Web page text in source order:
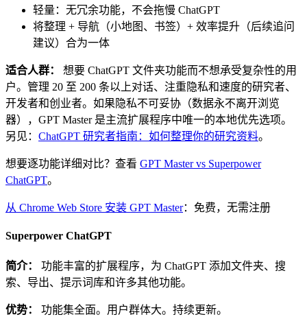
轻量：无冗余功能，不会拖慢 ChatGPT
将整理 + 导航（小地图、书签）+ 效率提升（后续追问
建议）合为一体
适合人群：
想要 ChatGPT 文件夹功能而不想承受复杂性的用
户。管理 20 至 200 条以上对话、注重隐私和速度的研究者、
开发者和创业者。如果隐私不可妥协（数据永不离开浏览
器），GPT Master 是主流扩展程序中唯一的本地优先选项。
另见： ChatGPT 研究者指南：如何整理你的研究资料。
想要逐功能详细对比？查看 GPT Master vs Superpower
ChatGPT。
从 Chrome Web Store 安装 GPT Master：免费，无需注册
Superpower ChatGPT
简介：
功能丰富的扩展程序，为 ChatGPT 添加文件夹、搜
索、导出、提示词库和许多其他功能。
优势： 功能集全面。用户群体大。持续更新。